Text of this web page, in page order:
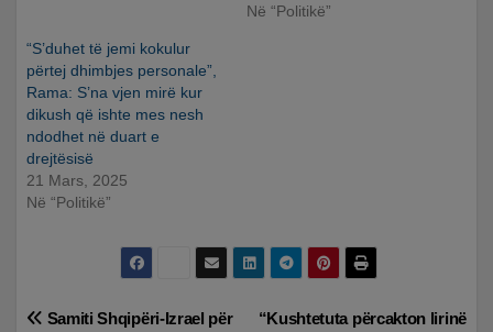
Në “Politikë”
“S’duhet të jemi kokulur
përtej dhimbjes personale”,
Rama: S’na vjen mirë kur
dikush që ishte mes nesh
ndodhet në duart e
drejtësisë
21 Mars, 2025
Në “Politikë”
“Kushtetuta përcakton lirinë
Samiti Shqipëri-Izrael për